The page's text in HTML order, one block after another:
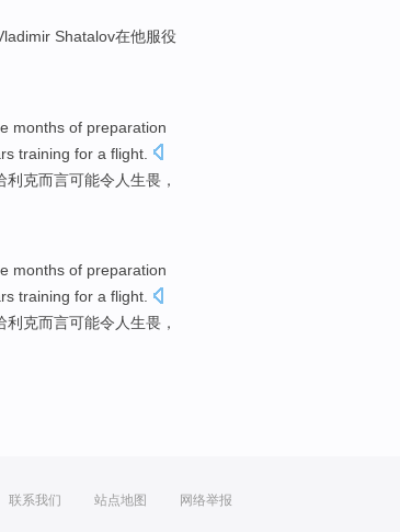
Shatalov在他服役
months of preparation
training for a flight.
利克而言可能令人生畏 ，
months of preparation
training for a flight.
利 克而言可能令人生畏 ，
联系我们 站点地图 网络举报